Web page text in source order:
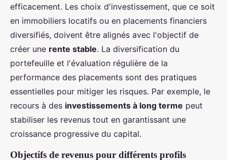
efficacement. Les choix d'investissement, que ce soit
en immobiliers locatifs ou en placements financiers
diversifiés, doivent être alignés avec l'objectif de
créer une rente stable. La diversification du
portefeuille et l'évaluation régulière de la
performance des placements sont des pratiques
essentielles pour mitiger les risques. Par exemple, le
recours à des investissements à long terme peut
stabiliser les revenus tout en garantissant une
croissance progressive du capital.
Objectifs de revenus pour différents profils